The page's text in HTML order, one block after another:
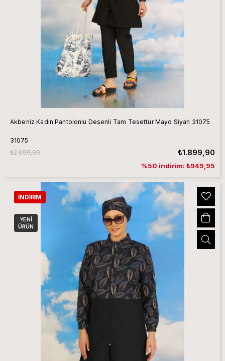
Akbeniz Kadın Pantolonlu Desenli Tam Tesettür Mayo Siyah 31075
31075
₺1.899,90
₺2.099,90
%50 indirim: ₺949,95
İNDIRIM
YENI
ÜRÜN